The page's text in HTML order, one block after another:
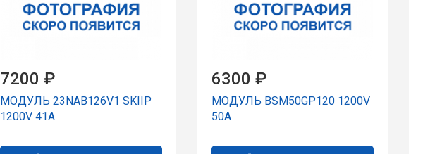
7200 ₽
МОДУЛЬ 23NAB126V1 SKIIP
1200V 41A
6300 ₽
МОДУЛЬ BSM50GP120 1200V
50A